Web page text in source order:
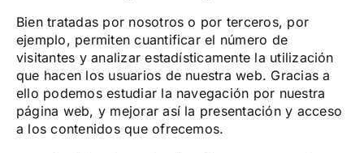
Bien tratadas por nosotros o por terceros, por
ejemplo, permiten cuantificar el número de
visitantes y analizar estadísticamente la utilización
que hacen los usuarios de nuestra web. Gracias a
ello podemos estudiar la navegación por nuestra
página web, y mejorar así la presentación y acceso
a los contenidos que ofrecemos.